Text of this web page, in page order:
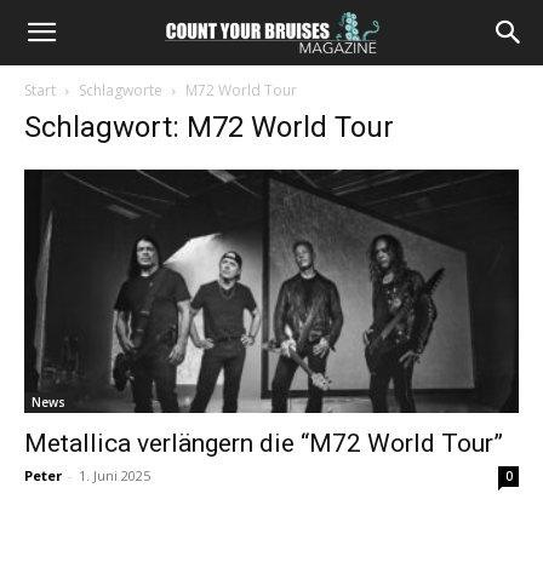
Start Schlagworte M72 World Tour
Schlagwort: M72 World Tour
News
Metallica verlängern die “M72 World Tour”
Peter - 1. Juni 2025 0